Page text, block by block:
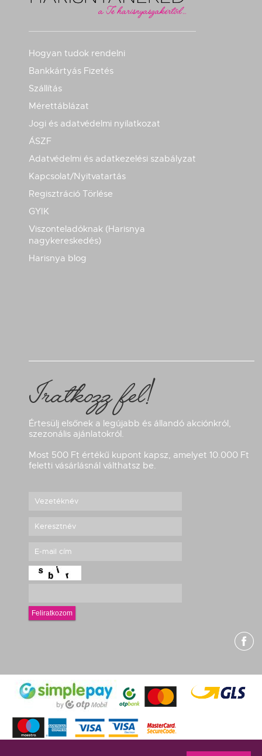
Hogyan tudok rendelni
Bankkártyás Fizetés
Szállítás
Mérettáblázat
Jogi és adatvédelmi nyilatkozat
ÁSZF
Adatvédelmi és adatkezelési szabályzat
Kapcsolat/Nyitvatartás
Regisztráció Törlése
GYIK
Viszonteladóknak (Harisnya
nagykereskedés)
Harisnya blog
Iratkozz fel!
Értesülj elsőnek a legújabb és állandó akciónkról,
szezonális ajánlatokról.
Most 500 Ft értékű kupont kapsz, amelyet 10.000 Ft
feletti vásárlásnál válthatsz be.
Feliratkozom
g